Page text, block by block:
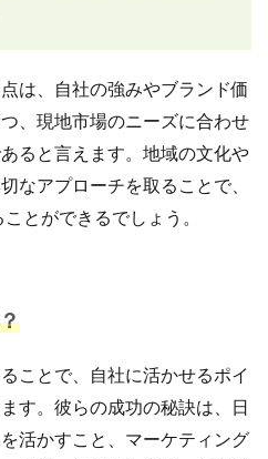
は、自社の強みやブランド価
、現地市場のニーズに合わせ
ると言えます。地域の文化や
なアプローチを取ることで、
とができるでしょう。
ことで、自社に活かせるポイ
す。彼らの成功の秘訣は、日
活かすこと、マーケティング